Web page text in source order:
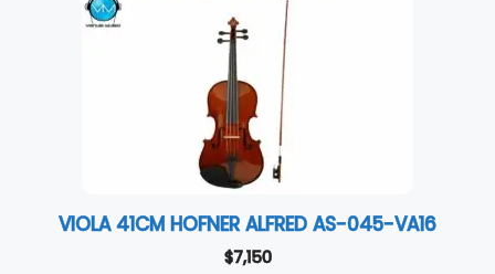
VIOLA 41CM HOFNER ALFRED AS-045-VA16
$7,150